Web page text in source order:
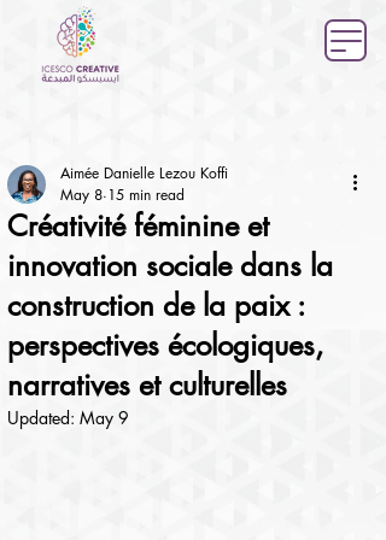
Créativité féminine et
innovation sociale dans la
construction de la paix :
perspectives écologiques,
narratives et culturelles
Aimée Danielle Lezou Koffi
May 8 15 min read
Updated: May 9